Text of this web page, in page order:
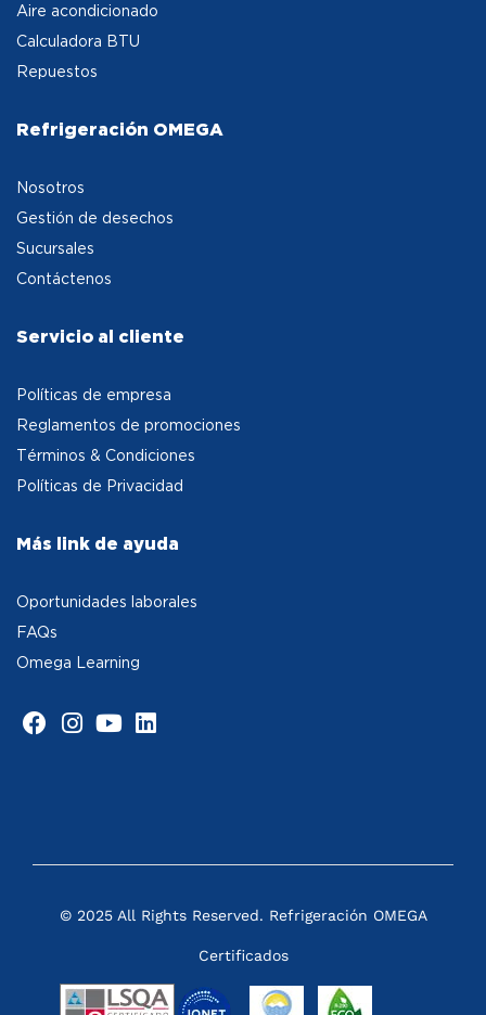
Aire acondicionado
Calculadora BTU
Repuestos
Refrigeración OMEGA
Nosotros
Gestión de desechos
Sucursales
Contáctenos
Servicio al cliente
Políticas de empresa
Reglamentos de promociones
Términos & Condiciones
Políticas de Privacidad
Más link de ayuda
Oportunidades laborales
FAQs
Omega Learning
© 2025 All Rights Reserved. Refrigeración OMEGA
Certificados